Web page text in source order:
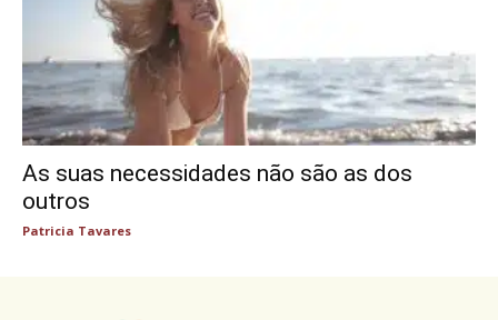
As suas necessidades não são as dos
outros
Patricia Tavares